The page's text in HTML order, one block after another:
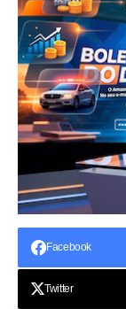
Facebook
Twitter